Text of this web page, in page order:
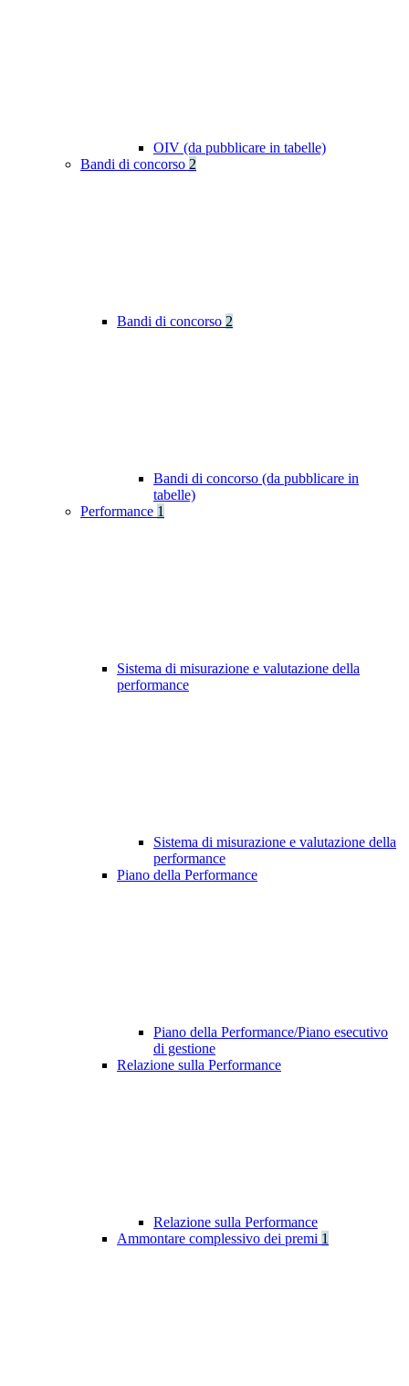
OIV (da pubblicare in tabelle)
Bandi di concorso 2
Bandi di concorso 2
Bandi di concorso (da pubblicare in
tabelle)
Performance 1
Sistema di misurazione e valutazione della
performance
Sistema di misurazione e valutazione della
performance
Piano della Performance
Piano della Performance/Piano esecutivo
di gestione
Relazione sulla Performance
Relazione sulla Performance
Ammontare complessivo dei premi 1